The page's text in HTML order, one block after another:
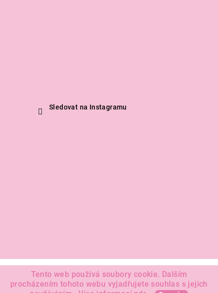
Tento web používá soubory cookie. Dalším
procházením tohoto webu vyjadřujete souhlas s jejich
Sledovat na Instagramu
Copyright 2026 Claudias Princess . Všechna práva vyhrazena.
Vytvořil Shoptet